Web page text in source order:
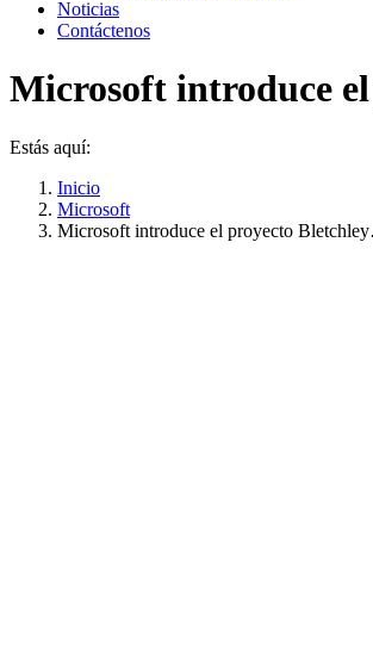
Noticias
Contáctenos
Microsoft introduce
Estás aquí:
Inicio
Microsoft
Microsoft introduce el proyecto